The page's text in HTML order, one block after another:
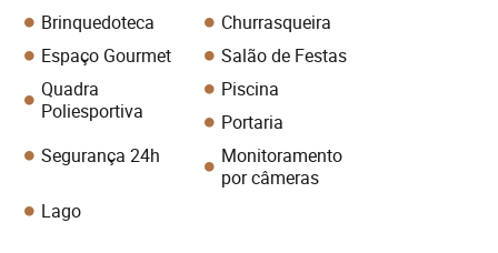
Brinquedoteca
Churrasqueira
Espaço Gourmet
Salão de Festas
Quadra
Poliesportiva
Piscina
Portaria
Segurança 24h
Monitoramento
por câmeras
Lago